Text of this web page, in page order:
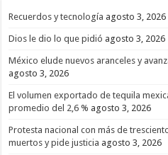
Recuerdos y tecnología agosto 3, 2026
Dios le dio lo que pidió agosto 3, 2026
México elude nuevos aranceles y
agosto 3, 2026
El volumen exportado de tequila
promedio del 2,6 % agosto 3, 2026
Protesta nacional con más de
muertos y pide justicia agosto 3, 2026